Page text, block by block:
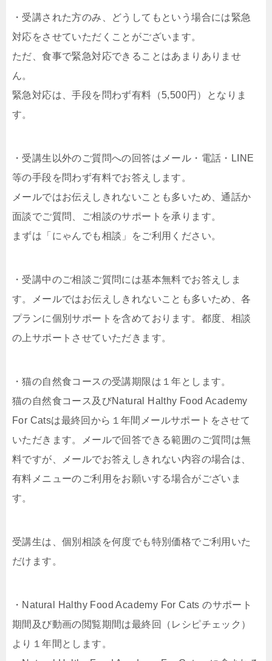
・受講された方のみ、どうしてもという場合には緊急
対応をさせていただくことがございます。
ただ、食事で緊急対応できることはあまりありませ
ん。
緊急対応は、手段を問わず有料（5,500円）となりま
す。
・受講生以外のご質問への回答はメール・電話・LINE
等の手段を問わず有料でお答えします。
メールではお伝えしきれないことも多いため、通話か
面談でご質問、ご相談のサポートを承ります。
まずは「にゃんでも相談」をご利用ください。
・受講中のご相談ご質問には基本無料でお答えしま
す。メールではお伝えしきれないことも多いため、各
プランに個別サポートを含めております。都度、相談
の上サポートさせていただきます。
・猫の自然食コースの受講期限は１年とします。
猫の自然食コース及びNatural Halthy Food Academy
For Catsは最終回から１年間メールサポートをさせて
いただきます。メールで回答できる範囲のご質問は無
料ですが、メールでお答えしきれない内容の場合は、
有料メニューのご利用をお願いする場合がございま
す。
受講生は、個別相談を何度でも特別価格でご利用いた
だけます。
・Natural Halthy Food Academy For Cats のサポート
期間及び動画の閲覧期間は最終回（レシピチェック）
より１年間とします。